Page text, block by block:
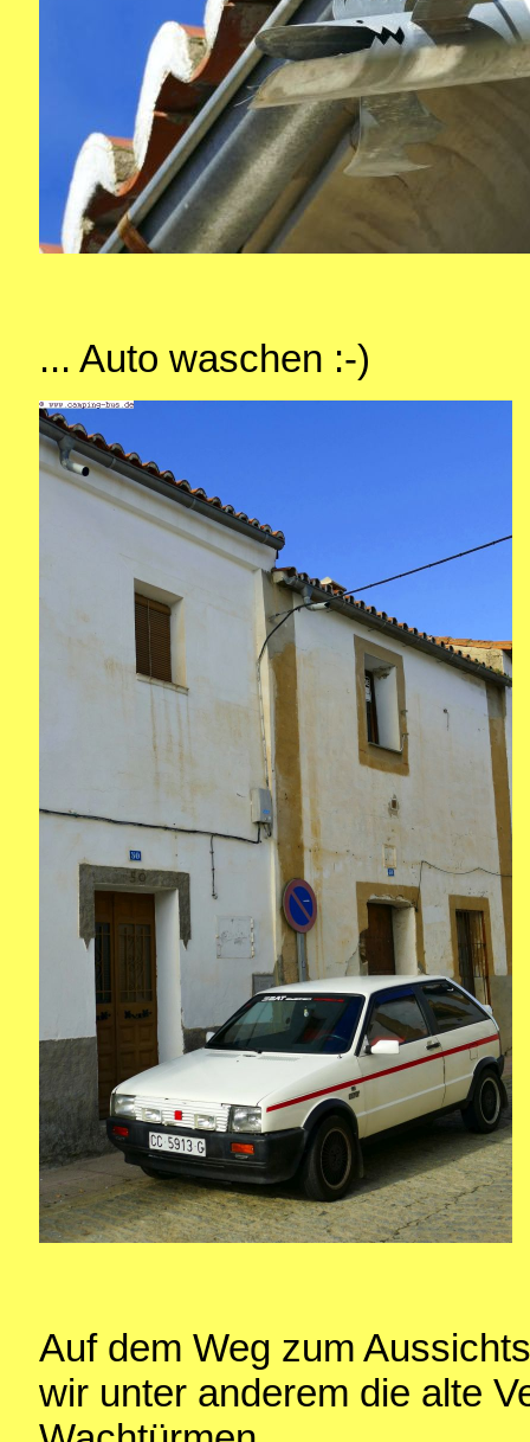
... Auto waschen :-)
Auf dem Weg zum
wir unter anderem die alte